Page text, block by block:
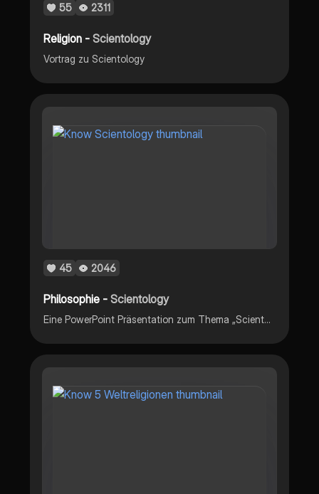
55 2311
Religion -Scientology
Vortrag zu Scientology
45 2046
Philosophie -Scientology
Eine PowerPoint Präsentation zum Thema „Scientology“ in der Unterrichtseinheit „Sekten“ aus dem Ethikunterricht. Diese Präsentation dient nur als Stütze zu einem tatsächlichen Vortrag.